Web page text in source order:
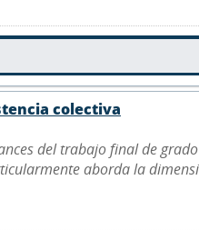
colectiva
del trabajo final de
aborda la